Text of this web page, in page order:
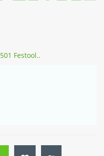
Festool..